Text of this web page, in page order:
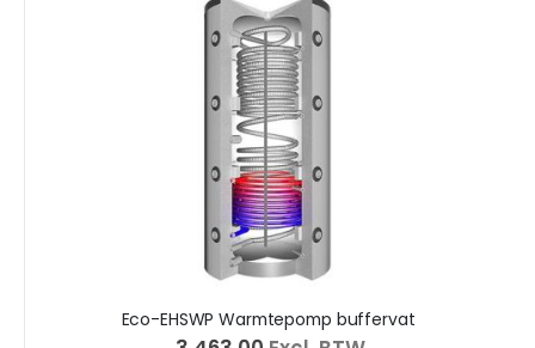
Eco-EHSWP Warmtepomp buffervat